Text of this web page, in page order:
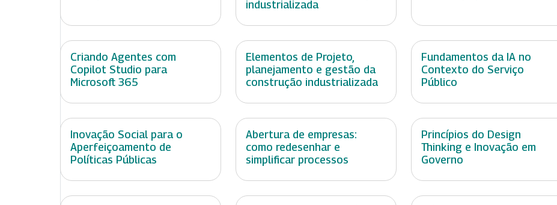
industrializada
Criando Agentes com
Copilot Studio para
Microsoft 365
Elementos de Projeto,
planejamento e gestão da
construção industrializada
Fundamentos da IA no
Contexto do Serviço
Público
Inovação Social para o
Aperfeiçoamento de
Políticas Públicas
Abertura de empresas:
como redesenhar e
simplificar processos
Princípios do Design
Thinking e Inovação em
Governo